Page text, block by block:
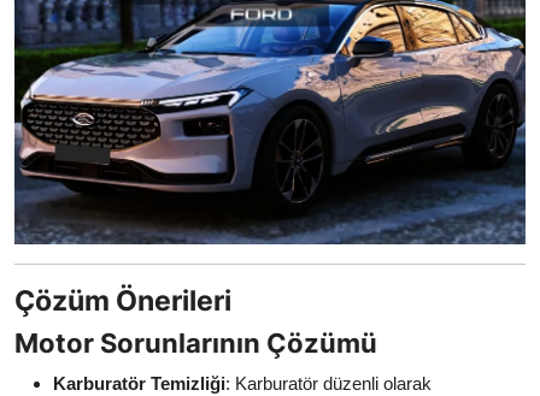
Çözüm Önerileri
Motor Sorunlarının Çözümü
Karburatör Temizliği: Karburatör düzenli olarak